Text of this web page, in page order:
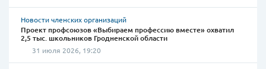
Новости членских организаций
Проект профсоюзов «Выбираем профессию вместе» охватил
2,5 тыс. школьников Гродненской области
31 июля 2026, 19:20